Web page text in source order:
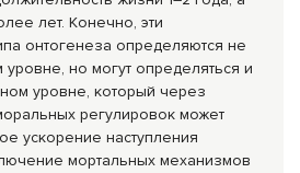
лет. Конечно, эти
онтогенеза определяются не
уровне, но могут определяться и
уровне, который через
регулировок может
ускорение наступления
мортальных механизмов